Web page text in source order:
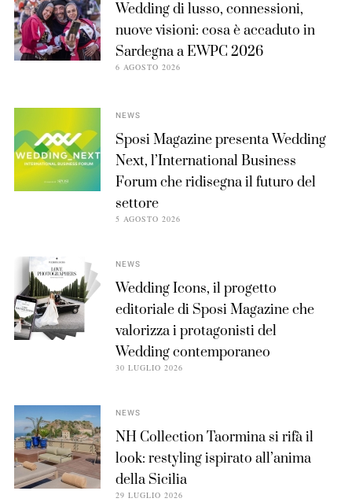
Wedding di lusso, connessioni,
nuove visioni: cosa è accaduto in
Sardegna a EWPC 2026
6 AGOSTO 2026
NEWS
Sposi Magazine presenta Wedding
Next, l’International Business
Forum che ridisegna il futuro del
settore
5 AGOSTO 2026
NEWS
Wedding Icons, il progetto
editoriale di Sposi Magazine che
valorizza i protagonisti del
Wedding contemporaneo
30 LUGLIO 2026
NEWS
NH Collection Taormina si rifà il
look: restyling ispirato all’anima
della Sicilia
29 LUGLIO 2026